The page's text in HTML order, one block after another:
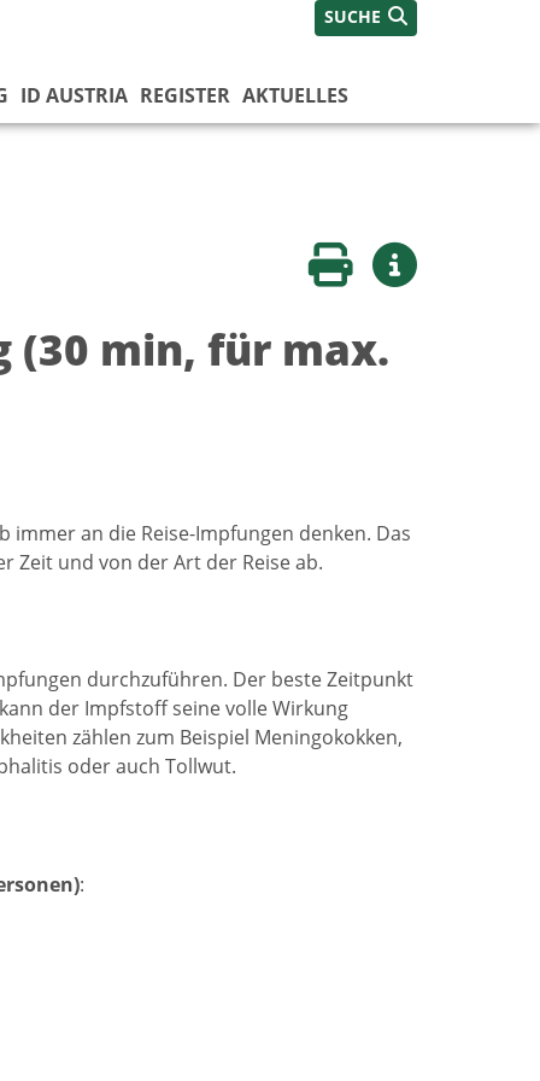
SUCHE
ID AUSTRIA REGISTER AKTUELLES
Seite druckenWeitere Infos
(30 min, für max.
an die Reise-Impfungen denken. Das
Zeit und von der Art der Reise ab.
durchzuführen. Der beste Zeitpunkt
der Impfstoff seine volle Wirkung
zählen zum Beispiel Meningokokken,
oder auch Tollwut.
: